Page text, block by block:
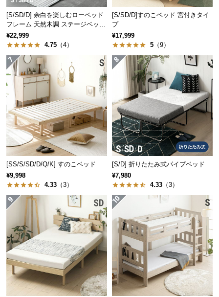
い
て
保
に
つ
い
会
員
規
に
つ
い
て
客
様
[S/SD/D] 余白を楽しむローベッド
フレーム 天然木調 ステージベッド
2口コンセントタイプ
¥22,999
4.75 （4）
[S/SD/D]すのこベッド 宮付きタイ
プ
¥17,999
5 （9）
[SS/S/SD/D/Q/K] すのこベッド
¥9,998
4.33 （3）
[S/D] 折りたたみ式パイプベッド
¥7,980
4.33 （3）